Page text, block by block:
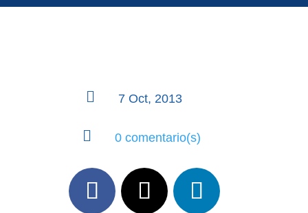
 7 Oct, 2013
 0 comentario(s)